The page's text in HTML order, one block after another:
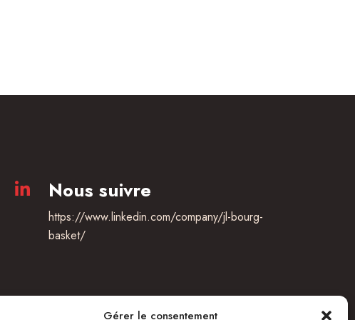
Gérer le consentement
Nous suivre
https://www.linkedin.com/company/jl-bourg-
basket/